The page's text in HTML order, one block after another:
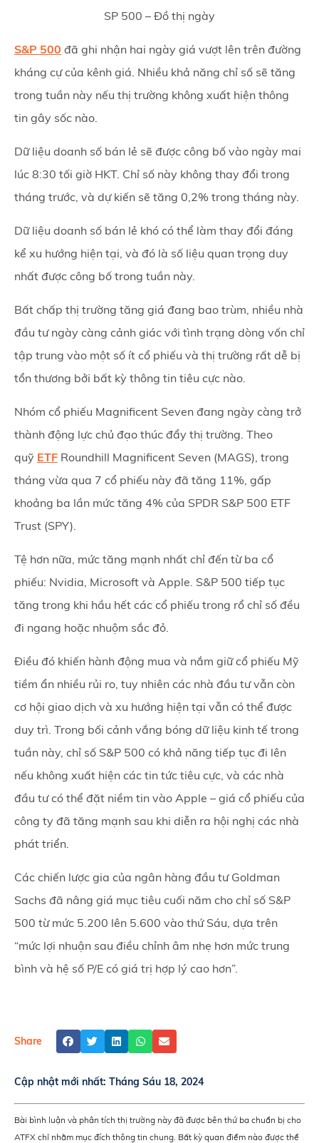
SP 500 – Đồ thị ngày
S&P 500 đã ghi nhận hai ngày giá vượt lên trên đường
kháng cự của kênh giá. Nhiều khả năng chỉ số sẽ tăng
trong tuần này nếu thị trường không xuất hiện thông
tin gây sốc nào.
Dữ liệu doanh số bán lẻ sẽ được công bố vào ngày mai
lúc 8:30 tối giờ HKT. Chỉ số này không thay đổi trong
tháng trước, và dự kiến sẽ tăng 0,2% trong tháng này.
Dữ liệu doanh số bán lẻ khó có thể làm thay đổi đáng
kể xu hướng hiện tại, và đó là số liệu quan trọng duy
nhất được công bố trong tuần này.
Bất chấp thị trường tăng giá đang bao trùm, nhiều nhà
đầu tư ngày càng cảnh giác với tình trạng dòng vốn chỉ
tập trung vào một số ít cổ phiếu và thị trường rất dễ bị
tổn thương bởi bất kỳ thông tin tiêu cực nào.
Nhóm cổ phiếu Magnificent Seven đang ngày càng trở
thành động lực chủ đạo thúc đẩy thị trường. Theo
quỹ ETF Roundhill Magnificent Seven (MAGS), trong
tháng vừa qua 7 cổ phiếu này đã tăng 11%, gấp
khoảng ba lần mức tăng 4% của SPDR S&P 500 ETF
Trust (SPY).
Tệ hơn nữa, mức tăng mạnh nhất chỉ đến từ ba cổ
phiếu: Nvidia, Microsoft và Apple. S&P 500 tiếp tục
tăng trong khi hầu hết các cổ phiếu trong rổ chỉ số đều
đi ngang hoặc nhuộm sắc đỏ.
Điều đó khiến hành động mua và nắm giữ cổ phiếu Mỹ
tiềm ẩn nhiều rủi ro, tuy nhiên các nhà đầu tư vẫn còn
cơ hội giao dịch và xu hướng hiện tại vẫn có thể được
duy trì. Trong bối cảnh vắng bóng dữ liệu kinh tế trong
tuần này, chỉ số S&P 500 có khả năng tiếp tục đi lên
nếu không xuất hiện các tin tức tiêu cực, và các nhà
đầu tư có thể đặt niềm tin vào Apple – giá cổ phiếu của
công ty đã tăng mạnh sau khi diễn ra hội nghị các nhà
phát triển.
Các chiến lược gia của ngân hàng đầu tư Goldman
Sachs đã nâng giá mục tiêu cuối năm cho chỉ số S&P
500 từ mức 5.200 lên 5.600 vào thứ Sáu, dựa trên
“mức lợi nhuận sau điều chỉnh âm nhẹ hơn mức trung
bình và hệ số P/E có giá trị hợp lý cao hơn”.
Share
Cập nhật mới nhất: Tháng Sáu 18, 2024
Bài bình luận và phân tích thị trường này đã được bên thứ ba chuẩn bị cho
ATFX chỉ nhằm mục đích thông tin chung. Bất kỳ quan điểm nào được thể